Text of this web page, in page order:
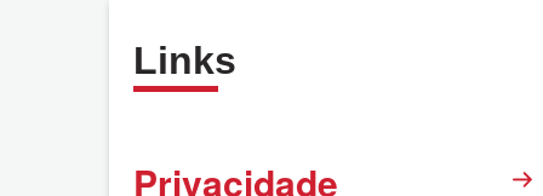
Links
Privacidade